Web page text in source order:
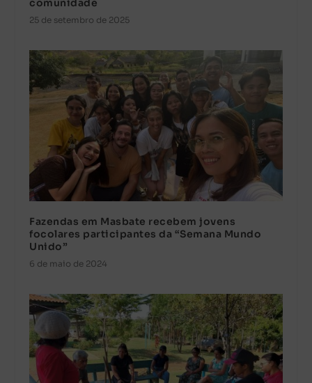
comunidade
25 de setembro de 2025
Fazendas em Masbate recebem jovens
focolares participantes da “Semana Mundo
Unido”
6 de maio de 2024